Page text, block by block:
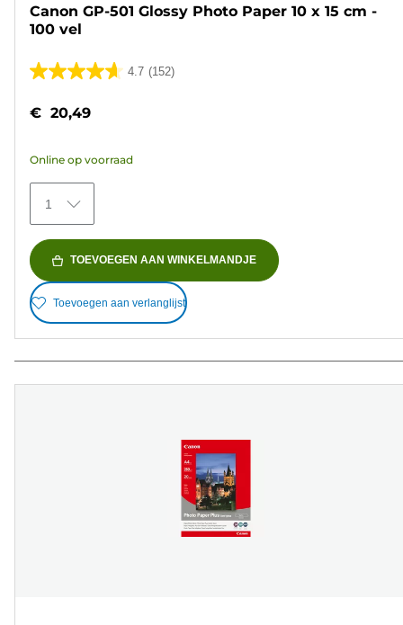
Canon GP-501 Glossy Photo Paper 10 x 15 cm -
100 vel
4.7 (152)
4.7
de
sterren.
152
beoordelingen
€ 20,49
Online op voorraad
1
TOEVOEGEN AAN WINKELMANDJE
Toevoegen aan verlanglijst